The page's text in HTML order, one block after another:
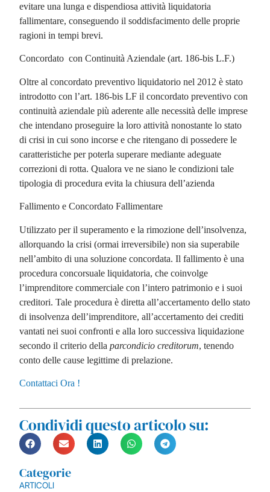
evitare una lunga e dispendiosa attività liquidatoria
fallimentare, conseguendo il soddisfacimento delle proprie
ragioni in tempi brevi.
Concordato con Continuità Aziendale (art. 186-bis L.F.)
Oltre al concordato preventivo liquidatorio nel 2012 è stato
introdotto con l’art. 186-bis LF il concordato preventivo con
continuità aziendale più aderente alle necessità delle imprese
che intendano proseguire la loro attività nonostante lo stato
di crisi in cui sono incorse e che ritengano di possedere le
caratteristiche per poterla superare mediante adeguate
correzioni di rotta. Qualora ve ne siano le condizioni tale
tipologia di procedura evita la chiusura dell’azienda
Fallimento e Concordato Fallimentare
Utilizzato per il superamento e la rimozione dell’insolvenza,
allorquando la crisi (ormai irreversibile) non sia superabile
nell’ambito di una soluzione concordata. Il fallimento è una
procedura concorsuale liquidatoria, che coinvolge
l’imprenditore commerciale con l’intero patrimonio e i suoi
creditori. Tale procedura è diretta all’accertamento dello stato
di insolvenza dell’imprenditore, all’accertamento dei crediti
vantati nei suoi confronti e alla loro successiva liquidazione
secondo il criterio dellaparcondicio creditorum, tenendo
conto delle cause legittime di prelazione.
Contattaci Ora !
Condividi questo articolo su:
Categorie
ARTICOLI